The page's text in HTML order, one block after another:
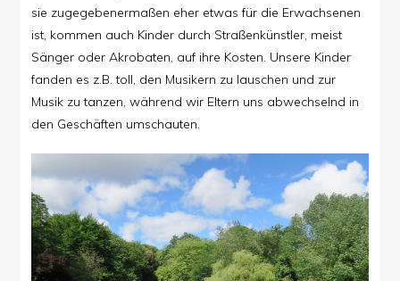
sie zugegebenermaßen eher etwas für die Erwachsenen
ist, kommen auch Kinder durch Straßenkünstler, meist
Sänger oder Akrobaten, auf ihre Kosten. Unsere Kinder
fanden es z.B. toll, den Musikern zu lauschen und zur
Musik zu tanzen, während wir Eltern uns abwechselnd in
den Geschäften umschauten.